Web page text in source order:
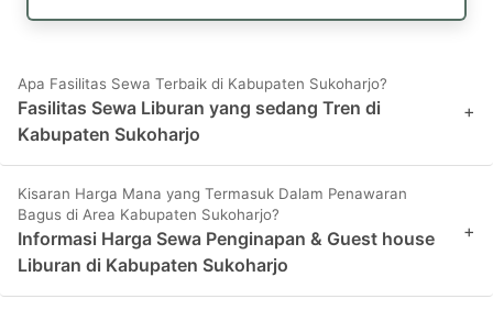
Apa Fasilitas Sewa Terbaik di Kabupaten Sukoharjo?
Fasilitas Sewa Liburan yang sedang Tren di
Kabupaten Sukoharjo
+
Kisaran Harga Mana yang Termasuk Dalam Penawaran
Bagus di Area Kabupaten Sukoharjo?
Informasi Harga Sewa Penginapan & Guest house
Liburan di Kabupaten Sukoharjo
+